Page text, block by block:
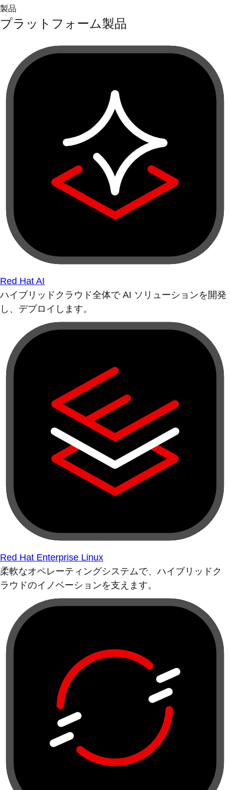
製品
プラットフォーム製品
Red Hat AI
ハイブリッドクラウド全体で AI ソリューションを開発
し、デプロイします。
Red Hat Enterprise Linux
柔軟なオペレーティングシステムで、ハイブリッドク
ラウドのイノベーションを支えます。